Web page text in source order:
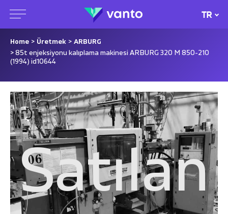
TR
Home > Üretmek > ARBURG
> 85t enjeksiyonu kalıplama makinesi ARBURG 320 M 850-210
(1994) id10644
Satılan